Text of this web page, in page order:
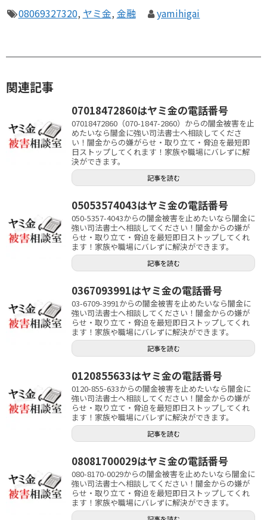
08069327320, ヤミ金, 金融 yamihigai
関連記事
07018472860はヤミ金の電話番号
07018472860（070-1847-2860）からの闇金被害を止
めたいなら闇金に強い司法書士へ相談してくださ
い！闇金からの嫌がらせ・取り立て・脅迫を最短即
日ストップしてくれます！家族や職場にバレずに解
決ができます。
記事を読む
05053574043はヤミ金の電話番号
050-5357-4043からの闇金被害を止めたいなら闇金に
強い司法書士へ相談してください！闇金からの嫌が
らせ・取り立て・脅迫を最短即日ストップしてくれ
ます！家族や職場にバレずに解決ができます。
記事を読む
0367093991はヤミ金の電話番号
03-6709-3991からの闇金被害を止めたいなら闇金に
強い司法書士へ相談してください！闇金からの嫌が
らせ・取り立て・脅迫を最短即日ストップしてくれ
ます！家族や職場にバレずに解決ができます。
記事を読む
0120855633はヤミ金の電話番号
0120-855-633からの闇金被害を止めたいなら闇金に
強い司法書士へ相談してください！闇金からの嫌が
らせ・取り立て・脅迫を最短即日ストップしてくれ
ます！家族や職場にバレずに解決ができます。
記事を読む
08081700029はヤミ金の電話番号
080-8170-0029からの闇金被害を止めたいなら闇金に
強い司法書士へ相談してください！闇金からの嫌が
らせ・取り立て・脅迫を最短即日ストップしてくれ
ます！家族や職場にバレずに解決ができます。